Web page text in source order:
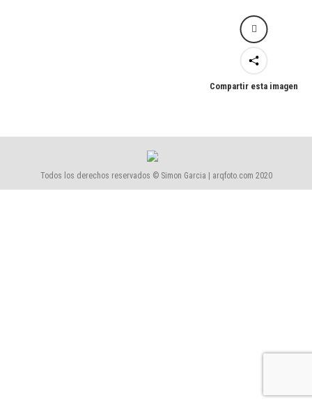
Compartir esta imagen
Todos los derechos reservados © Simon Garcia | arqfoto.com 2020